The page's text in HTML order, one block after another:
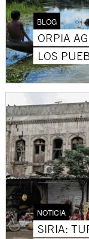
BLOG
ORPIA
LOS
NOTICIA
SIRIA: